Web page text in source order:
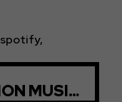
spotify,
FACTURA ACTUACIÓN MUSICAL: CÓMO REALIZARLO